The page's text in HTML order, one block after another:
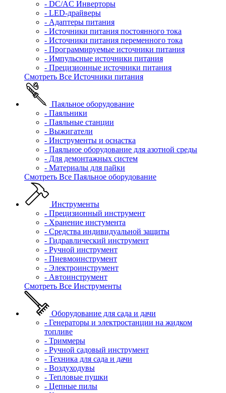
- DC/AC Инверторы
- LED-драйверы
- Адаптеры питания
- Источники питания постоянного тока
- Источники питания переменного тока
- Программируемые источники питания
- Импульсные источники питания
- Прецизионные источники питания
Смотреть Все Источники питания
Паяльное оборудование
- Паяльники
- Паяльные станции
- Выжигатели
- Инструменты и оснастка
- Паяльное оборудование для азотной среды
- Для демонтажных систем
- Материалы для пайки
Смотреть Все Паяльное оборудование
Инструменты
- Прецизионный инструмент
- Хранение инстумента
- Средства индивидуальной защиты
- Гидравлический инструмент
- Ручной инструмент
- Пневмоинструмент
- Электроинструмент
- Автоинструмент
Смотреть Все Инструменты
Оборудование для сада и дачи
- Генераторы и электростанции на жидком
топливе
- Триммеры
- Ручной садовый инструмент
- Техника для сада и дачи
- Воздуходувы
- Тепловые пушки
- Цепные пилы